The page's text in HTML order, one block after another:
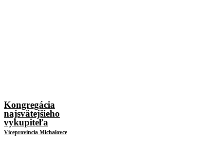
Kongregácia
najsvätejšieho
vykupiteľa
Viceprovincia Michalovce